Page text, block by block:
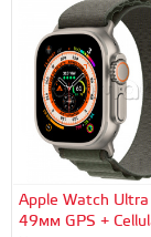
Apple Watch
49мм GPS +